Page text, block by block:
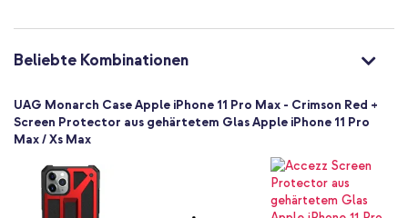
Schutz? Dann bestelle das Monarch Backcover!
Nein
812451032536
111721119494
Rot
Kunststoff
Kein
Beliebte Kombinationen
UAG Monarch Case Apple iPhone 11 Pro Max - Crimson Red +
Screen Protector aus gehärtetem Glas Apple iPhone 11 Pro
Max / Xs Max